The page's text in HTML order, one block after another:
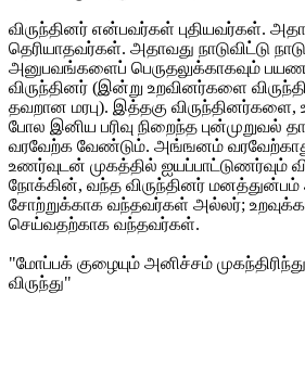
விருந்தினர் என்பவர்கள் புதியவர்கள்.
தெரியாதவர்கள். அதாவது நாடுவிட்டு
அனுபவங்களைப் பெருதலுக்காகவும்
விருந்தினர் (இன்று உறவினர்களை
தவறான மரபு). இத்தகு விருந்தினர்களை,
போல இனிய பரிவு நிறைந்த புன்முறுவல்
வரவேற்க வேண்டும். அங்ஙனம்
உணர்வுடன் முகத்தில் ஐயப்பாட்டுணர்வும்
நோக்கின், வந்த விருந்தினர்
சோற்றுக்காக வந்தவர்கள் அல்லர்;
செய்வதற்காக வந்தவர்கள்.
"மோப்பக் குழையும் அனிச்சம்
விருந்து"